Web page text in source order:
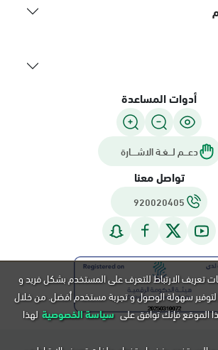
أدوات المساعدة
دعـــم لـــغـة الاشــــارة
تواصل معنا
920020405
تعريف الارتباط للتعرف على المستخدم بشكل فريد و
سهولة الوصول و تجربة مستخدم أفضل. من خلال
الموقع فإنك توافق على سياسة الخصوصية لهذا